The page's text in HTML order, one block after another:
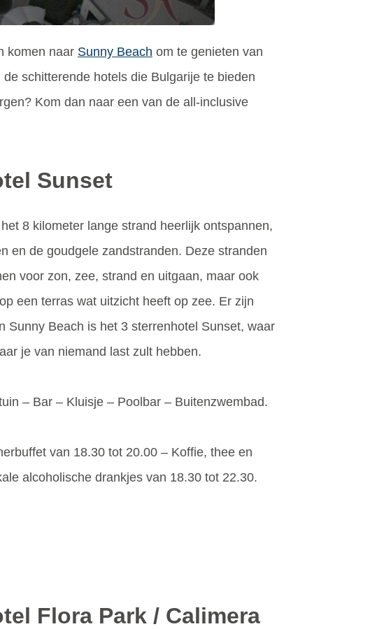
komen naar Sunny Beach om te genieten van
schitterende hotels die Bulgarije te bieden
Kom dan naar een van de all-inclusive
Sunset
8 kilometer lange strand heerlijk ontspannen,
en de goudgele zandstranden. Deze stranden
voor zon, zee, strand en uitgaan, maar ook
een terras wat uitzicht heeft op zee. Er zijn
Sunny Beach is het 3 sterrenhotel Sunset, waar
je van niemand last zult hebben.
– Bar – Kluisje – Poolbar – Buitenzwembad.
van 18.30 tot 20.00 – Koffie, thee en
alcoholische drankjes van 18.30 tot 22.30.
Flora Park / Calimera